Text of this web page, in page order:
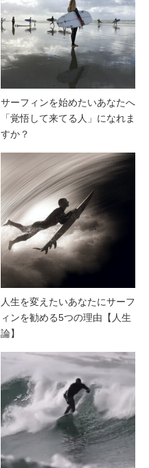
サーフィンを始めたいあなたへ
「覚悟して来てる人」になれま
すか？
人生を変えたいあなたにサーフ
ィンを勧める5つの理由【人生
論】